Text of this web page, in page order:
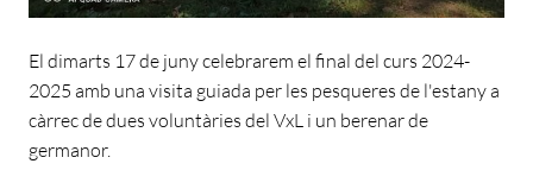
El dimarts 17 de juny celebrarem el final del curs 2024-
2025 amb una visita guiada per les pesqueres de l'estany a
càrrec de dues voluntàries del VxL i un berenar de
germanor.